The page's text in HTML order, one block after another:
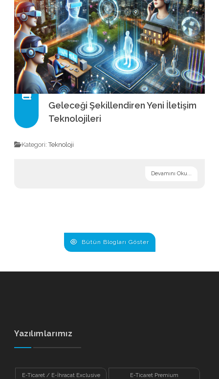
Geleceği Şekillendiren Yeni İletişim
Teknolojileri
Kategori:Teknoloji
Devamını Oku...
Bütün Blogları Göster
Yazılımlarımız
E-Ticaret / E-İhracat Exclusive E-Ticaret Premium